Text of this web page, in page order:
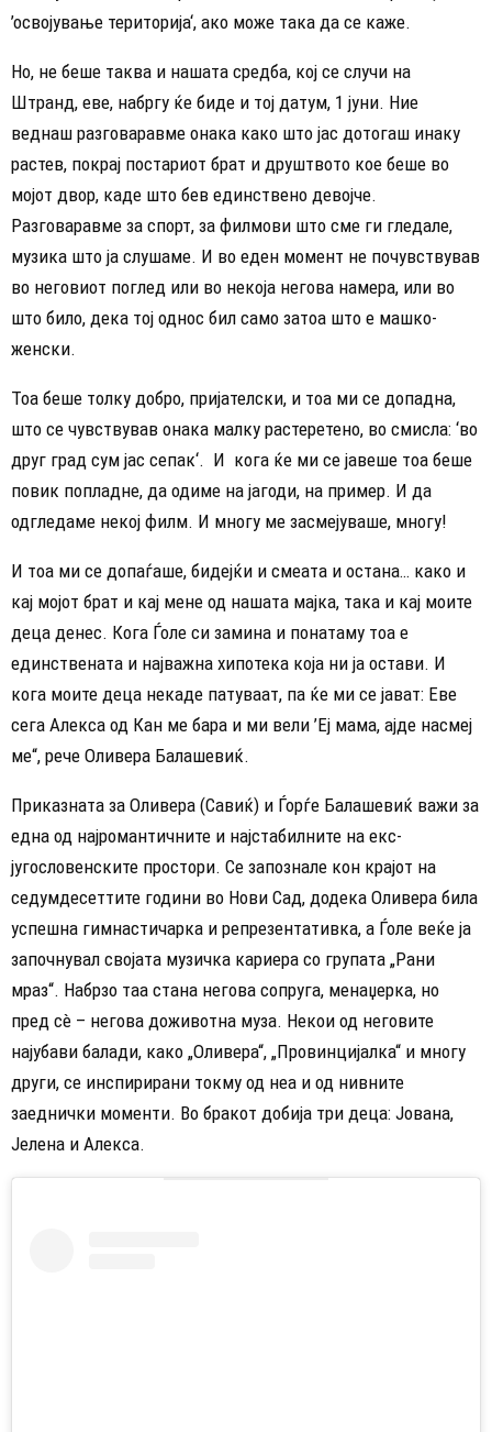
’освојување територија‘, ако може така да се каже.
​Но, не беше таква и нашата средба, кој се случи на
Штранд, еве, набргу ќе биде и тој датум, 1 јуни. Ние
веднаш разговаравме онака како што јас дотогаш инаку
растев, покрај постариот брат и друштвото кое беше во
мојот двор, каде што бев единствено девојче.
Разговаравме за спорт, за филмови што сме ги гледале,
музика што ја слушаме. И во еден момент не почувствував
во неговиот поглед или во некоја негова намера, или во
што било, дека тој однос бил само затоа што е машко-
женски.
​Тоа беше толку добро, пријателски, и тоа ми се допадна,
што се чувствував онака малку растеретено, во смисла: ‘во
друг град сум јас сепак‘. И кога ќе ми се јавеше тоа беше
повик попладне, да одиме на јагоди, на пример. И да
одгледаме некој филм. И многу ме засмејуваше, многу!
​И тоа ми се допаѓаше, бидејќи и смеата и остана… како и
кај мојот брат и кај мене од нашата мајка, така и кај моите
деца денес. Кога Ѓоле си замина и понатаму тоа е
единствената и најважна хипотека која ни ја остави. И
кога моите деца некаде патуваат, па ќе ми се јават: Еве
сега Алекса од Кан ме бара и ми вели ’Еј мама, ајде насмеј
ме“, рече Оливера Балашевиќ.
​Приказната за Оливера (Савиќ) и Ѓорѓе Балашевиќ важи за
една од најромантичните и најстабилните на екс-
југословенските простори. Се запознале кон крајот на
седумдесеттите години во Нови Сад, додека Оливера била
успешна гимнастичарка и репрезентативка, а Ѓоле веќе ја
започнувал својата музичка кариера со групата „Рани
мраз“. Набрзо таа стана негова сопруга, менаџерка, но
пред сè – негова доживотна муза. Некои од неговите
најубави балади, како „Оливера“, „Провинцијалка“ и многу
други, се инспирирани токму од неа и од нивните
заеднички моменти. Во бракот добија три деца: Јована,
Јелена и Алекса.